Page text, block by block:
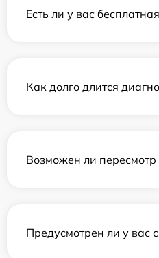
Есть ли у вас
Как долго длится
Возможен ли пересмотр
Предусмотрен ли у вас